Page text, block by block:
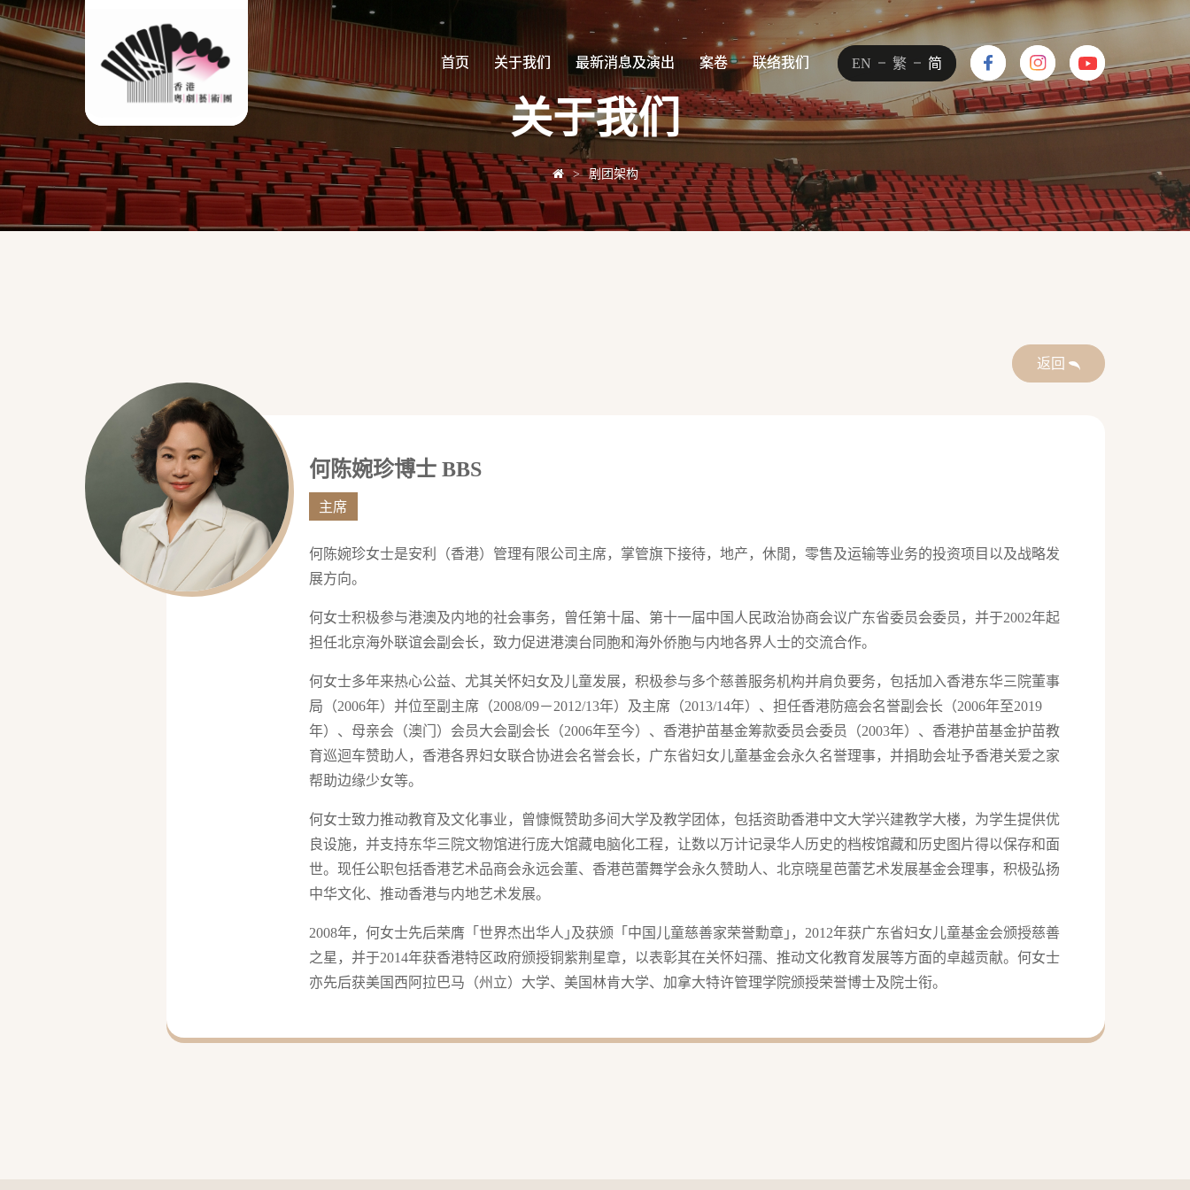
首页 关于我们 最新消息及演出 案卷 联络我们 EN 繁 简
首页 关于我们 最新消息及演出 案卷 联络我们 EN 繁 简
关于我们
> 剧团架构
返回
何陈婉珍博士 BBS
主席
何陈婉珍女士是安利（香港）管理有限公司主席，掌管旗下接待，地产，休閒，零售及运输等业务的投资项目以及战略发
展方向。
何女士积极参与港澳及内地的社会事务，曾任第十届、第十一届中国人民政治协商会议广东省委员会委员，并于2002年起
担任北京海外联谊会副会长，致力促进港澳台同胞和海外侨胞与内地各界人士的交流合作。
何女士多年来热心公益、尤其关怀妇女及儿童发展，积极参与多个慈善服务机构并肩负要务，包括加入香港东华三院董事
局（2006年）并位至副主席（2008/09－2012/13年）及主席（2013/14年）、担任香港防癌会名誉副会长（2006年至2019
年）、母亲会（澳门）会员大会副会长（2006年至今）、香港护苗基金筹款委员会委员（2003年）、香港护苗基金护苗教
育巡迴车赞助人，香港各界妇女联合协进会名誉会长，广东省妇女儿童基金会永久名誉理事，并捐助会址予香港关爱之家
帮助边缘少女等。
何女士致力推动教育及文化事业，曾慷慨赞助多间大学及教学团体，包括资助香港中文大学兴建教学大楼，为学生提供优
良设施，并支持东华三院文物馆进行庞大馆藏电脑化工程，让数以万计记录华人历史的档桉馆藏和历史图片得以保存和面
世。现任公职包括香港艺术品商会永远会董、香港芭蕾舞学会永久赞助人、北京晓星芭蕾艺术发展基金会理事，积极弘扬
中华文化、推动香港与内地艺术发展。
2008年，何女士先后荣膺「世界杰出华人｣及获颁「中国儿童慈善家荣誉勳章｣，2012年获广东省妇女儿童基金会颁授慈善
之星，并于2014年获香港特区政府颁授铜紫荆星章，以表彰其在关怀妇孺、推动文化教育发展等方面的卓越贡献。何女士
亦先后获美国西阿拉巴马（州立）大学、美国林肯大学、加拿大特许管理学院颁授荣誉博士及院士衔。